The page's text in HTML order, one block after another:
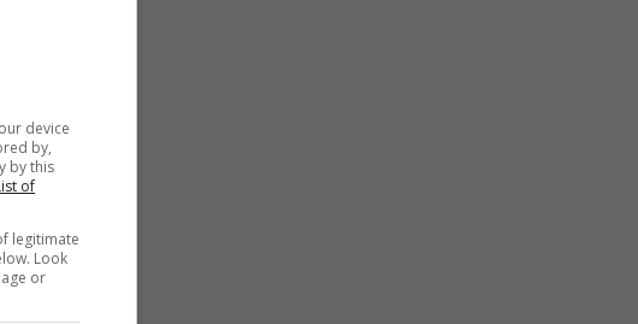
device
by,
by this
of
legitimate
Look
or